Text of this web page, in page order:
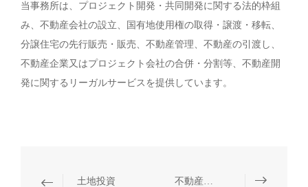
当事務所は、プロジェクト開発・共同開発に関する法的枠組
み、不動産会社の設立、国有地使用権の取得・譲渡・移転、
分譲住宅の先行販売・販売、不動産管理、不動産の引渡し、
不動産企業又はプロジェクト会社の合併・分割等、不動産開
発に関するリーガルサービスを提供しています。
土地投資 不動産M&A取引